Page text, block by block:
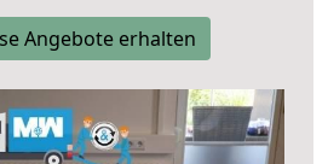
Angebote erhalten